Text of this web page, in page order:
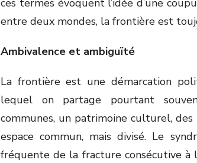
entre deux mondes, la frontière est
Ambivalence et ambiguïté
La frontière est une démarcation
lequel on partage pourtant
communes, un patrimoine culturel,
espace commun, mais divisé. Le
fréquente de la fracture consécutive à